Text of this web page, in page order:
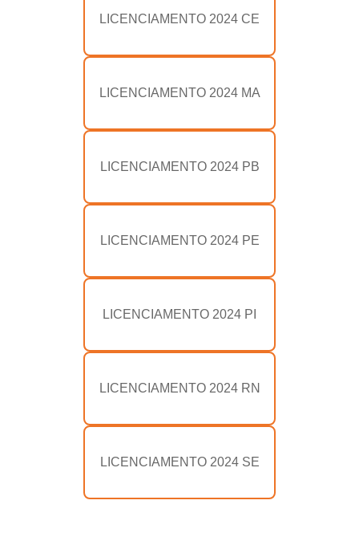
LICENCIAMENTO 2024 CE
LICENCIAMENTO 2024 MA
LICENCIAMENTO 2024 PB
LICENCIAMENTO 2024 PE
LICENCIAMENTO 2024 PI
LICENCIAMENTO 2024 RN
LICENCIAMENTO 2024 SE